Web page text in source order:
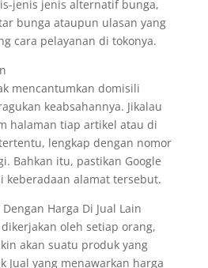
jenis jenis alternatif bunga,
bunga ataupun ulasan yang
cara pelayanan di tokonya.
mencantumkan domisili
keabsahannya. Jikalau
halaman tiap artikel atau di
lengkap dengan nomor
Bahkan itu, pastikan Google
keberadaan alamat tersebut.
Harga Di Jual Lain
oleh setiap orang,
akan suatu produk yang
Jual yang menawarkan harga